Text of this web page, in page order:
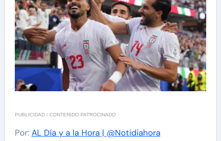
PUBLICIDAD / CONTENIDO PATROCINADO
Por: AL Día y a la Hora | @Notidiahora